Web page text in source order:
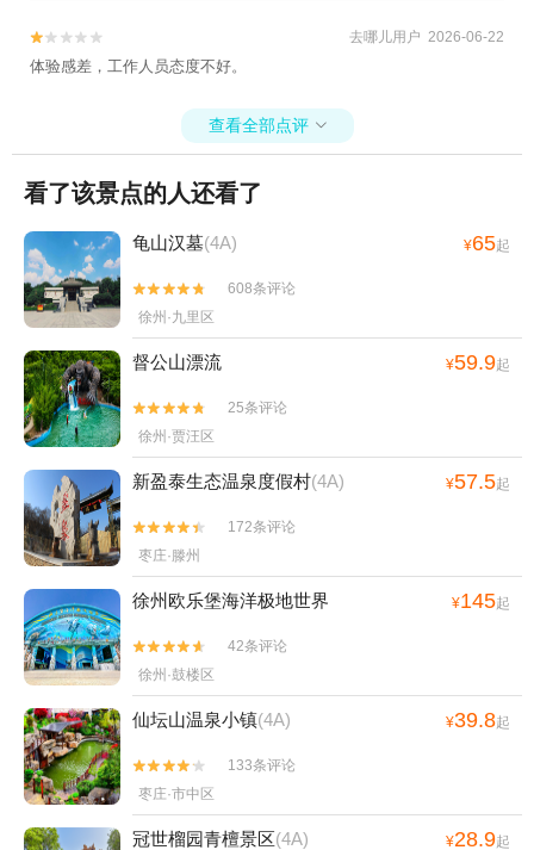

 去哪儿用户 2026-06-22
体验感差，工作人员态度不好。
查看全部点评 
看了该景点的人还看了
龟山汉墓(4A) ¥65起


608条评论
徐州·九里区
督公山漂流 ¥59.9起


25条评论
徐州·贾汪区
新盈泰生态温泉度假村(4A) ¥57.5起


172条评论
枣庄·滕州
徐州欧乐堡海洋极地世界 ¥145起


42条评论
徐州·鼓楼区
仙坛山温泉小镇(4A) ¥39.8起


133条评论
枣庄·市中区
冠世榴园青檀景区(4A) ¥28.9起